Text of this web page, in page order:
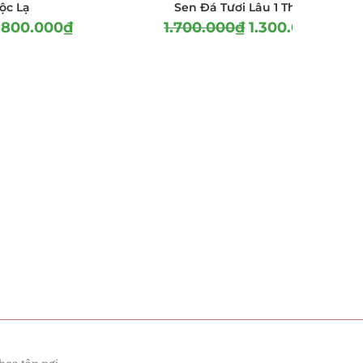
Lạ
₫
Sen Đá Tươi Lâu 1 Tháng
1.700.000₫ 1.300.000